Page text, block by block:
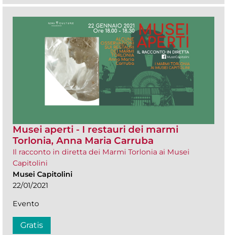
Musei aperti - I restauri dei marmi
Torlonia, Anna Maria Carruba
Il racconto in diretta dei Marmi Torlonia ai Musei
Capitolini
Musei Capitolini
22/01/2021
Evento
Gratis